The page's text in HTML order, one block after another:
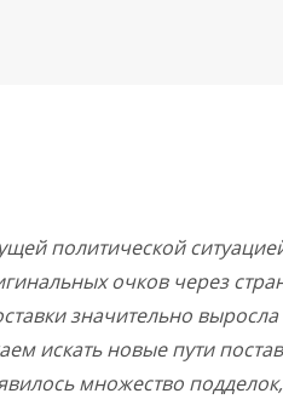
политической
очков через
значительно
искать новые пути
множество